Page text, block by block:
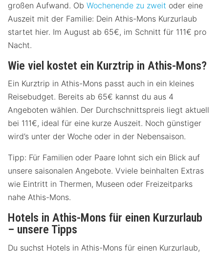
großen Aufwand. Ob Wochenende zu zweit oder eine
Auszeit mit der Familie: Dein Athis-Mons Kurzurlaub
startet hier. Im August ab 65€, im Schnitt für 111€ pro
Nacht.
Wie viel kostet ein Kurztrip in Athis-Mons?
Ein Kurztrip in Athis-Mons passt auch in ein kleines
Reisebudget. Bereits ab 65€ kannst du aus 4
Angeboten wählen. Der Durchschnittspreis liegt aktuell
bei 111€, ideal für eine kurze Auszeit. Noch günstiger
wird’s unter der Woche oder in der Nebensaison.
Tipp: Für Familien oder Paare lohnt sich ein Blick auf
unsere saisonalen Angebote. Vviele beinhalten Extras
wie Eintritt in Thermen, Museen oder Freizeitparks
nahe Athis-Mons.
Hotels in Athis-Mons für einen Kurzurlaub
– unsere Tipps
Du suchst Hotels in Athis-Mons für einen Kurzurlaub,